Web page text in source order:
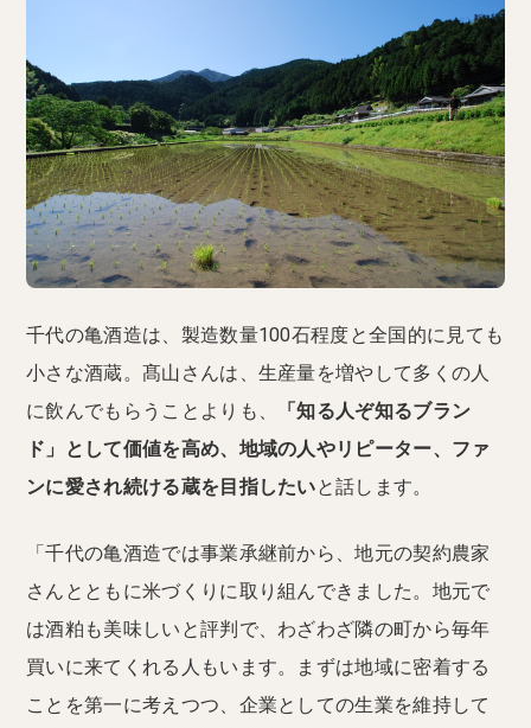
千代の亀酒造は、製造数量100石程度と全国的に見ても
小さな酒蔵。髙山さんは、生産量を増やして多くの人
に飲んでもらうことよりも、
「知る人ぞ知るブラン
ド」として価値を高め、地域の人やリピーター、ファ
ンに愛され続ける蔵を目指したいと話します。
「千代の亀酒造では事業承継前から、地元の契約農家
さんとともに米づくりに取り組んできました。地元で
は酒粕も美味しいと評判で、わざわざ隣の町から毎年
買いに来てくれる人もいます。まずは地域に密着する
ことを第一に考えつつ、企業としての生業を維持して